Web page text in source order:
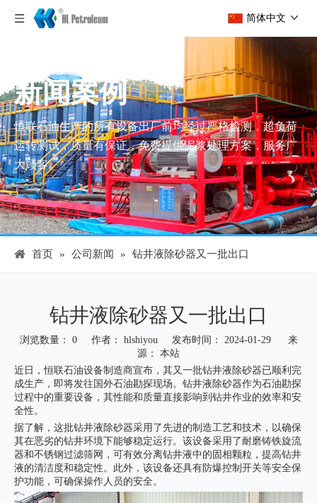
简体中文
新闻案例
恒联石油生产的所有设备出厂前均经过严格检测，超负荷
运转测试，质量有保证，免费提供泥浆处理方案，服务广
大顾客。
首页 » 公司新闻 » 钻井液除砂器又一批出口
钻井液除砂器又一批出口
浏览数量： 0作者： hlshiyou 发布时间： 2024-01-29 来
源： 本站
近日，恒联石油设备制造商宣布，其又一批钻井液除砂器已顺利完
成生产，即将发往国外石油勘探现场。钻井液除砂器作为石油勘探
过程中的重要设备，其性能和质量直接影响到钻井作业的效率和安
全性。
据了解，这批钻井液除砂器采用了先进的制造工艺和技术，以确保
其在恶劣的钻井环境下能够稳定运行。该设备采用了耐磨铸铁旋流
器和不锈钢过滤筛网，可有效分离钻井液中的固相颗粒，提高钻井
液的清洁度和稳定性。此外，该设备还具有防爆控制开关等安全保
护功能，可确保操作人员的安全。